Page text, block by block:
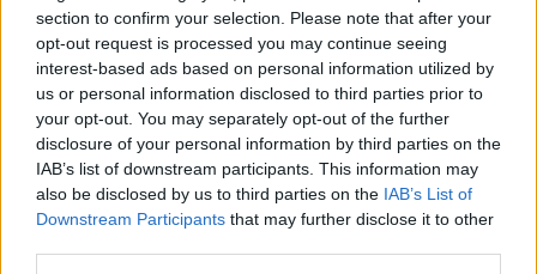
section to confirm your selection. Please note that after your
opt-out request is processed you may continue seeing
interest-based ads based on personal information utilized by
us or personal information disclosed to third parties prior to
your opt-out. You may separately opt-out of the further
disclosure of your personal information by third parties on the
IAB’s list of downstream participants. This information may
also be disclosed by us to third parties on the IAB’s List of
Downstream Participants that may further disclose it to other
Ricevi le nostre ultime news
daGoogle News